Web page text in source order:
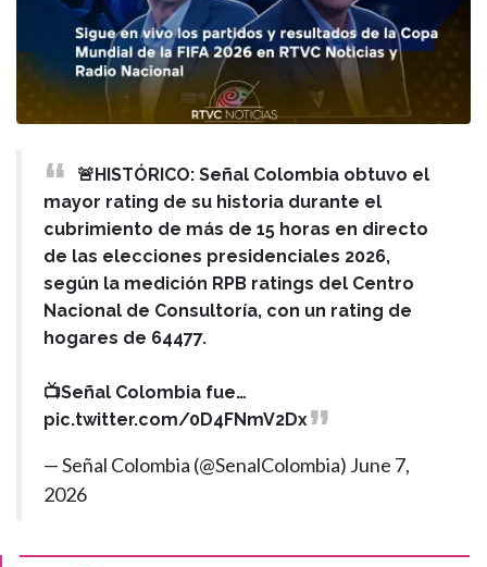
🚨HISTÓRICO: Señal Colombia obtuvo el
mayor rating de su historia durante el
cubrimiento de más de 15 horas en directo
de las elecciones presidenciales 2026,
según la medición RPB ratings del Centro
Nacional de Consultoría, con un rating de
hogares de 64477.
📺Señal Colombia fue…
pic.twitter.com/0D4FNmV2Dx
— Señal Colombia (@SenalColombia) June 7,
2026